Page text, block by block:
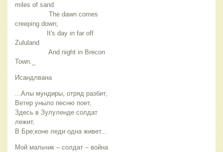
miles of sand
The dawn comes
creeping down;
It's day in far off
Zululand
And night in Brecon
Town._
Исандлвана
...Алы мундиры, отряд разбит,
Ветер уныло песню поет,
Здесь в Зулуленде солдат
лежит,
В Бре;коне леди одна живет...
Мой мальчик – солдат – война